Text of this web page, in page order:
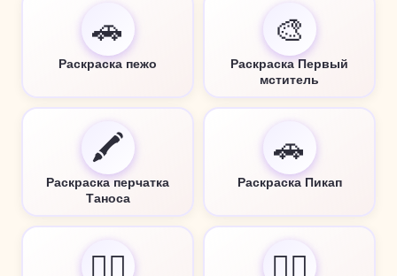
🚗
Раскраска пежо
🎨
Раскраска Первый
мститель
🖍️
Раскраска перчатка
Таноса
🚗
Раскраска Пикап
🏴‍☠️ 🏴‍☠️